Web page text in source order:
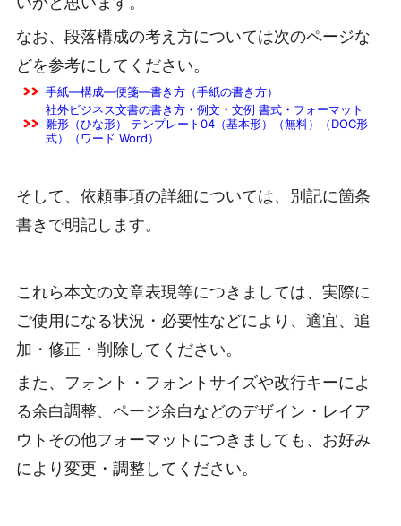
なお、段落構成の考え方については次のページな
どを参考にしてください。
手紙―構成―便箋―書き方（手紙の書き方）
社外ビジネス文書の書き方・例文・文例 書式・フォーマット
雛形（ひな形） テンプレート04（基本形）（無料）（DOC形
式）（ワード Word）
そして、依頼事項の詳細については、別記に箇条
書きで明記します。
これら本文の文章表現等につきましては、実際に
ご使用になる状況・必要性などにより、適宜、追
加・修正・削除してください。
また、フォント・フォントサイズや改行キーによ
る余白調整、ページ余白などのデザイン・レイア
ウトその他フォーマットにつきましても、お好み
により変更・調整してください。